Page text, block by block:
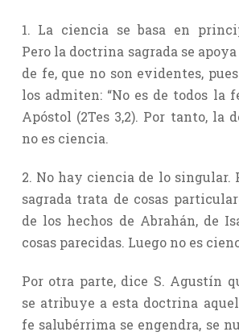
1. La ciencia se basa en
Pero la doctrina sagrada se
de fe, que no son evidentes,
los admiten: “No es de todos la
Apóstol (2Tes 3,2). Por tanto, la
no es ciencia.
2. No hay ciencia de lo singular.
sagrada trata de cosas
de los hechos de Abrahán, de
cosas parecidas. Luego no es
Por otra parte, dice S. Agustín
se atribuye a esta doctrina
fe salubérrima se engendra, se